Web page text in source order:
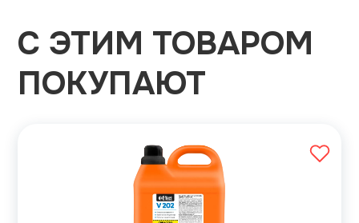
С ЭТИМ ТОВАРОМ
ПОКУПАЮТ